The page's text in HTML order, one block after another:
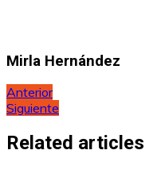
Mirla Hernández
Navegación
de
entradas
Anterior
Siguiente
Related articles